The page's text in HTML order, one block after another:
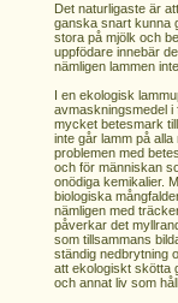
Det naturligaste är
ganska snart kunna
stora på mjölk och
uppfödare innebär
nämligen lammen
I en ekologisk
avmaskningsmedel i
mycket betesmark
inte går lamm på
problemen med
och för människan
onödiga kemikalier.
biologiska
nämligen med
påverkar det
som tillsammans
ständig nedbrytning
att ekologiskt skötta
och annat liv som